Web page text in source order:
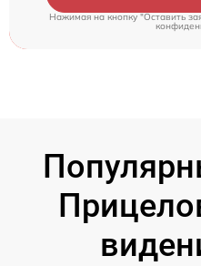
Нажимая на кнопку "Оставить